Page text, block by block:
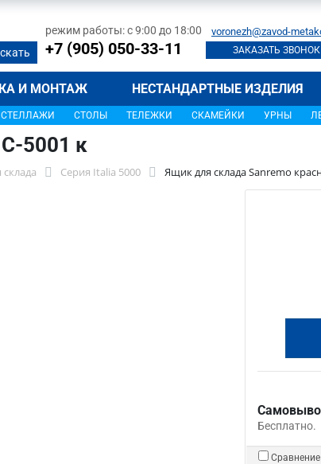
режим работы: с 9:00 до 18:00
+7 (905) 050-33-11
voronezh@zavod-
ЗАКАЗАТЬ ЗВОНОК
И МОНТАЖ НЕСТАНДАРТНЫЕ ИЗДЕЛИЯ
СТЕЛЛАЖИ СТОЛЫ ТЕЛЕЖКИ СКАМЕЙКИ УРНЫ
5001 к
Серия Italia 5000 Ящик для склада Sanremo
Бесплатно.
Сравнение